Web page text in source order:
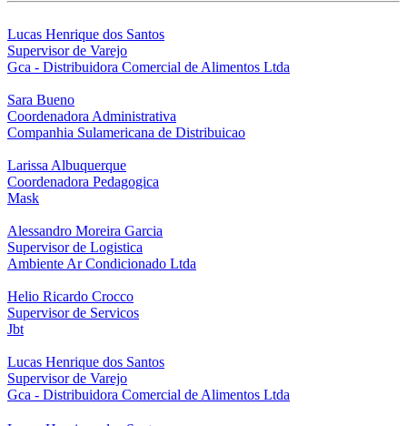
Lucas Henrique dos Santos
Supervisor de Varejo
Gca - Distribuidora Comercial de Alimentos Ltda
Sara Bueno
Coordenadora Administrativa
Companhia Sulamericana de Distribuicao
Larissa Albuquerque
Coordenadora Pedagogica
Mask
Alessandro Moreira Garcia
Supervisor de Logistica
Ambiente Ar Condicionado Ltda
Helio Ricardo Crocco
Supervisor de Servicos
Jbt
Lucas Henrique dos Santos
Supervisor de Varejo
Gca - Distribuidora Comercial de Alimentos Ltda